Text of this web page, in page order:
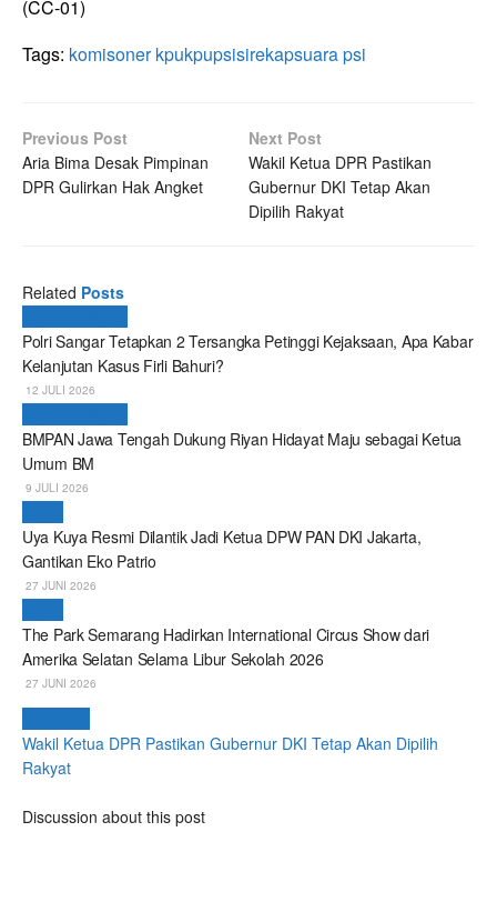
(CC-01)
Tags: komisoner kpukpupsisirekapsuara psi
Previous Post
Aria Bima Desak Pimpinan
DPR Gulirkan Hak Angket
Next Post
Wakil Ketua DPR Pastikan
Gubernur DKI Tetap Akan
Dipilih Rakyat
Related Posts
Polri Sangar Tetapkan 2 Tersangka Petinggi Kejaksaan, Apa Kabar
Kelanjutan Kasus Firli Bahuri?
12 JULI 2026
BMPAN Jawa Tengah Dukung Riyan Hidayat Maju sebagai Ketua
Umum BM
9 JULI 2026
Uya Kuya Resmi Dilantik Jadi Ketua DPW PAN DKI Jakarta,
Gantikan Eko Patrio
27 JUNI 2026
The Park Semarang Hadirkan International Circus Show dari
Amerika Selatan Selama Libur Sekolah 2026
27 JUNI 2026
Wakil Ketua DPR Pastikan Gubernur DKI Tetap Akan Dipilih
Rakyat
Discussion about this post